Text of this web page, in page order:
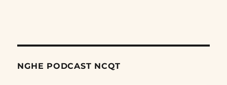
NGHE PODCAST NCQT